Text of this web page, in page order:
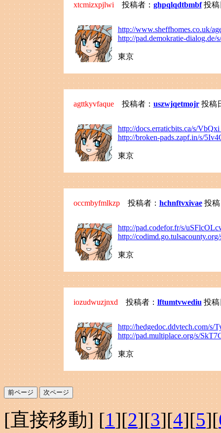
xtcmizxpjlwi 投稿者： ghpqlqdtbmbf投稿
http://www.sheffhomes.co.uk/
http://pad.demokratie-dialog.de/
東京
agttkyvfaque投稿者： uszwjqetmojr投稿
http://docs.erraticbits.ca/s/
http://broken-pads.zapf.in/s/
東京
occmbyfmlkzp投稿者： hchnftvxivae投稿
http://pad.codefor.fr/s/
http://
東京
iozudwuzjnxd 投稿者： lftumtvwediu 投稿
http://hedgedoc.ddvtech.com/s/
http://pad.multiplace.org/s/
東京
[直接移動] [1][2][3][4][5][